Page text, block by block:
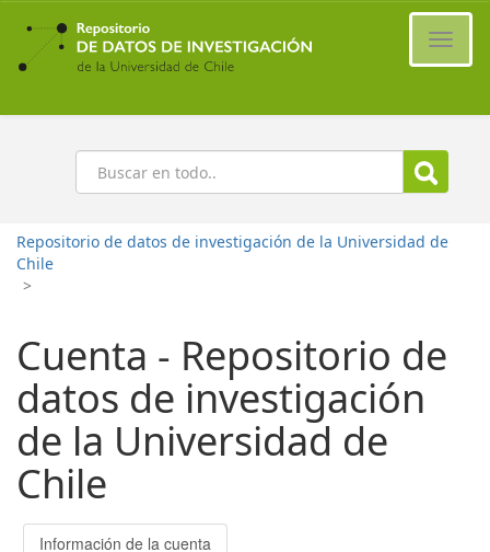
Ir
contenido
principal
Buscar
Repositorio de datos de investigación de la Universidad de
Chile
>
Cuenta - Repositorio de
datos de investigación
de la Universidad de
Chile
Información de la cuenta